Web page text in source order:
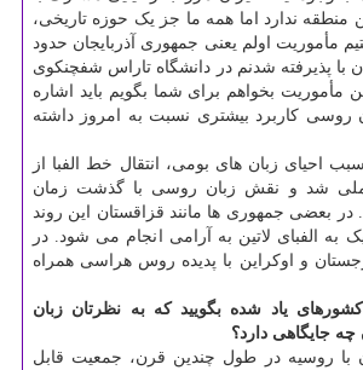
منطقه ندارد اما همه ما جز یک حوزه تاریخی،
مأموریت اولم یعنی جمهوری آذربایجان حدود
با پذیرفته شدنم در دانشگاه تاراس شفچنکوی
مأموریت بخواهم برای شما بگویم باید اشاره
روسی کاربرد بیشتری نسبت به امروز داشته
احیای زبان های بومی، انتقال خط الفبا از
ملی شد و نقش زبان روسی با گذشت زمان
بعضی جمهوری ها مانند قزاقستان این روند
به الفبای لاتین به آرامی انجام می شود. در
و اوکراین با پدیده روس هراسی همراه
یاد شده بگویید که به نظرتان زبان
جایگاهی دارد؟
با روسیه در طول چندین قرن، جمعیت قابل